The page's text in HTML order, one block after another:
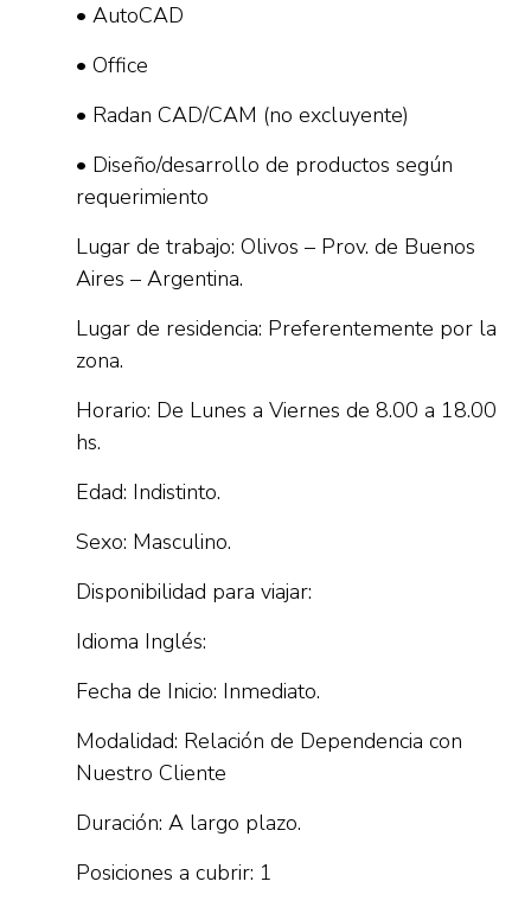
• AutoCAD
• Office
• Radan CAD/CAM (no excluyente)
• Diseño/desarrollo de productos según
requerimiento
Lugar de trabajo: Olivos – Prov. de Buenos
Aires – Argentina.
Lugar de residencia: Preferentemente por la
zona.
Horario: De Lunes a Viernes de 8.00 a 18.00
hs.
Edad: Indistinto.
Sexo: Masculino.
Disponibilidad para viajar:
Idioma Inglés:
Fecha de Inicio: Inmediato.
Modalidad: Relación de Dependencia con
Nuestro Cliente
Duración: A largo plazo.
Posiciones a cubrir: 1